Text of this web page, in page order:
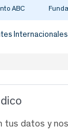
ABC
Internacionales
tus datos y